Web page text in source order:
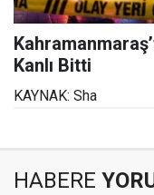
Kanlı Bitti
KAYNAK: Sha
HABERE